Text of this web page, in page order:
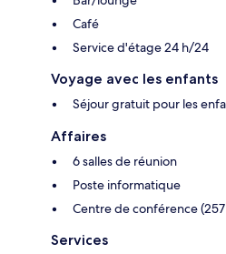
Café
Service d'étage 24 h/24
Voyage avec les enfants
Séjour gratuit pour les
Affaires
6 salles de réunion
Poste informatique
Centre de conférence
Services